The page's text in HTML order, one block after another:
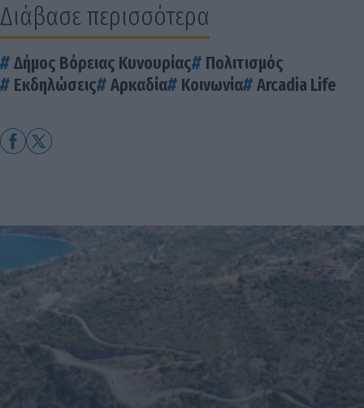
Διάβασε περισσότερα
Δήμος Βόρειας Κυνουρίας
Πολιτισμός
Εκδηλώσεις
Αρκαδία Κοινωνία Arcadia Life